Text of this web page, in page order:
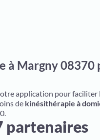
à Margny
application pour
de kinésithérapie à
partenaires